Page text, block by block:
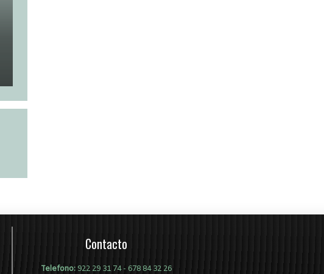
Contacto
Telefono: 922 29 31 74- 678 84 32 26